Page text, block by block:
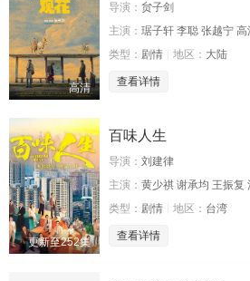
高清
导演： 贠子剑
主演： 琚子轩 李聪 张越宁 高
类型： 剧情 地区： 大陆
查看详情
更新至252集
百味人生
导演： 刘建律
主演： 黄少祺 谢承均 王振复
类型： 剧情 地区： 台湾
查看详情